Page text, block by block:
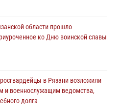
наградами
лекции о Крещении Руси
за нарушение
области прошло
ко Дню воинской славы
в Рязани возложили
и военнослужащим ведомства,
долга